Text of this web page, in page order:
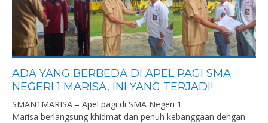
ADA YANG BERBEDA DI APEL PAGI SMA
NEGERI 1 MARISA, INI YANG TERJADI!
SMAN1MARISA – Apel pagi di SMA Negeri 1
Marisa berlangsung khidmat dan penuh kebanggaan dengan